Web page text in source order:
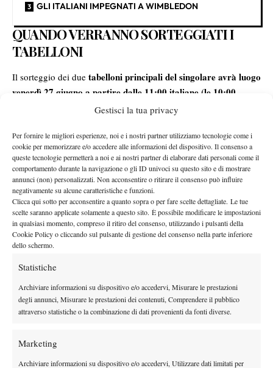
Gestisci la tua privacy
Per fornire le migliori esperienze, noi e i nostri partner utilizziamo tecnologie come i
cookie per memorizzare e/o accedere alle informazioni del dispositivo. Il consenso a
queste tecnologie permetterà a noi e ai nostri partner di elaborare dati personali come il
comportamento durante la navigazione o gli ID univoci su questo sito e di mostrare
annunci (non) personalizzati. Non acconsentire o ritirare il consenso può influire
negativamente su alcune caratteristiche e funzioni.
Clicca qui sotto per acconsentire a quanto sopra o per fare scelte dettagliate. Le tue
scelte saranno applicate solamente a questo sito. È possibile modificare le impostazioni
in qualsiasi momento, compreso il ritiro del consenso, utilizzando i pulsanti della
Cookie Policy o cliccando sul pulsante di gestione del consenso nella parte inferiore
dello schermo.
Statistiche
Archiviare informazioni su dispositivo e/o accedervi, Misurare le prestazioni
degli annunci, Misurare le prestazioni dei contenuti, Comprendere il pubblico
attraverso statistiche o la combinazione di dati provenienti da fonti diverse.
Marketing
Archiviare informazioni su dispositivo e/o accedervi, Utilizzare dati limitati per
GLI ITALIANI IMPEGNATI A WIMBLEDON
QUANDO VERRANNO SORTEGGIATI I
TABELLONI
Il sorteggio dei due tabelloni principali del singolare avrà luogo
venerdì 27 giugno a partire dalle 11:00 italiane (le 10:00
Sky Sport detiene i diritti in esclusiva dell’evento, ma non
infatti, questapotrà essere seguita in diretta streaming audio
collegandosi aRadio Wimbledon.
WIMBLEDON: LE DATE DA RICORDARE
Domenica 22 giugno: sorteggio tabellone di qualificazione
uomini (ore 15:00 italiane)
Lunedì 23 giugno:inizio qualificazioni uomini + sorteggio
tabellone qualif. donne (ore 15 italiane)
Venerdì 27 giugno:
singolare, ore 13:00 doppio)
Lunedì 30 giugno:inizio partite main draws
Mercoledì 2 luglio: sorteggio tabellone doppio misto (ore 13:00
GLI ITALIANI IMPEGNATI A WIMBLEDON